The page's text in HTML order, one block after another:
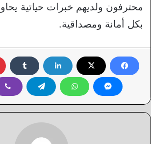
محترفون ولديهم خبرات حياتية
بكل أمانة ومصداقية.